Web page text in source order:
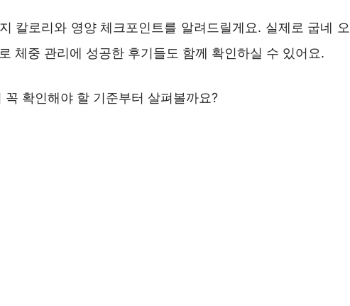
칼로리와 영양 체크포인트를 알려드릴게요. 실제로 굽네 오
체중 관리에 성공한 후기들도 함께 확인하실 수 있어요.
확인해야 할 기준부터 살펴볼까요?